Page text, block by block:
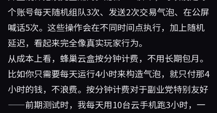
个账号每天随机组队3次、发送2次交易气泡、在公屏
喊话5次。这些操作会在不同时间点执行，加上随机
延迟，看起来完全像真实玩家行为。
从成本上看，蜂巢云盒按分钟计费，不用长期包月。
比如你只需要每天运行4小时来构造气泡，就只付那4
小时的钱，不浪费。按分钟计费对于副业党特别友好
——前期测试时，我每天用10台云手机跑3小时，一